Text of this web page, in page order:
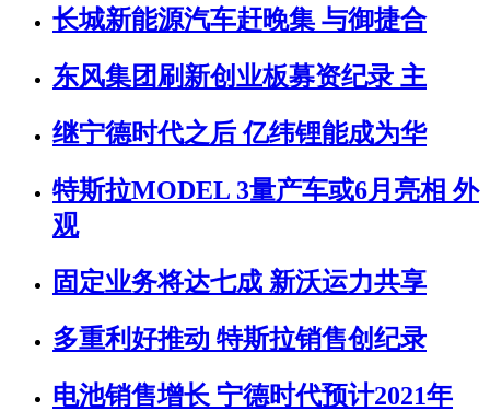
长城新能源汽车赶晚集 与御捷合
东风集团刷新创业板募资纪录 主
继宁德时代之后 亿纬锂能成为华
特斯拉MODEL 3量产车或6月亮相 外
观
固定业务将达七成 新沃运力共享
多重利好推动 特斯拉销售创纪录
电池销售增长 宁德时代预计2021年